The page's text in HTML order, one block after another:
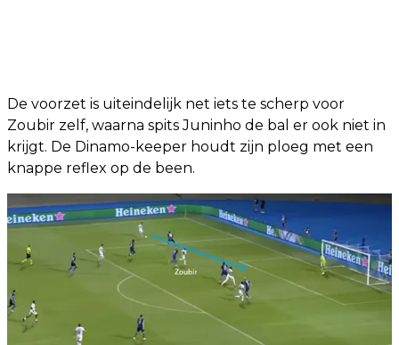
De voorzet is uiteindelijk net iets te scherp voor
Zoubir zelf, waarna spits Juninho de bal er ook niet in
krijgt. De Dinamo-keeper houdt zijn ploeg met een
knappe reflex op de been.